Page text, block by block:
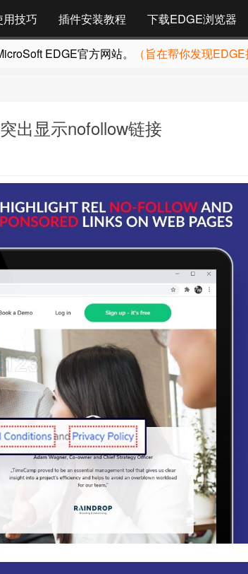
技巧 插件安装教程 下载EDGE浏览器
EDGE官方网站。 （旨在帮你发现
出显示nofollow链接